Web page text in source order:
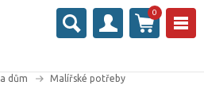
0
dům Malířské potřeby